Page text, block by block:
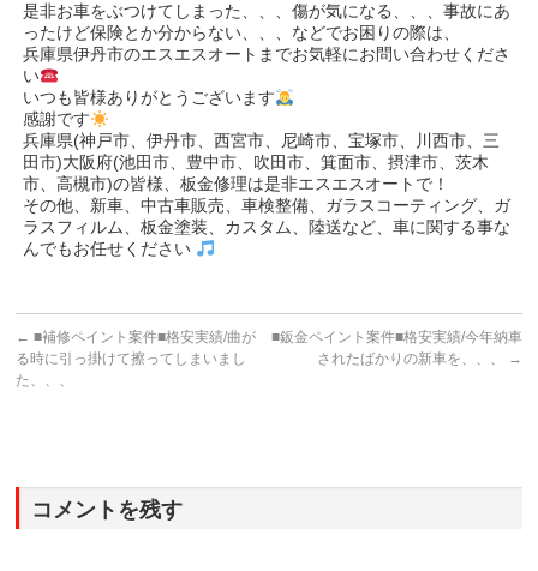
是非お車をぶつけてしまった、、、傷が気になる、、、事故にあ
ったけど保険とか分からない、、、などでお困りの際は、
兵庫県伊丹市のエスエスオートまでお気軽にお問い合わせくださ
い
いつも皆様ありがとうございます
感謝です
兵庫県(神戸市、伊丹市、西宮市、尼崎市、宝塚市、川西市、三
田市)大阪府(池田市、豊中市、吹田市、箕面市、摂津市、茨木
市、高槻市)の皆様、板金修理は是非エスエスオートで！
その他、新車、中古車販売、車検整備、ガラスコーティング、ガ
ラスフィルム、板金塗装、カスタム、陸送など、車に関する事な
んでもお任せください
← ■補修ペイント案件■格安実績/曲が
る時に引っ掛けて擦ってしまいまし
た、、、
■鈑金ペイント案件■格安実績/今年納車
されたばかりの新車を、、、
→
コメントを残す